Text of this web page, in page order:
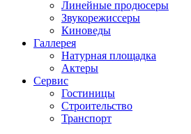
Линейные продюсеры
Звукорежиссеры
Киноведы
Галлерея
Натурная площадка
Актеры
Сервис
Гостиницы
Строительство
Транспорт